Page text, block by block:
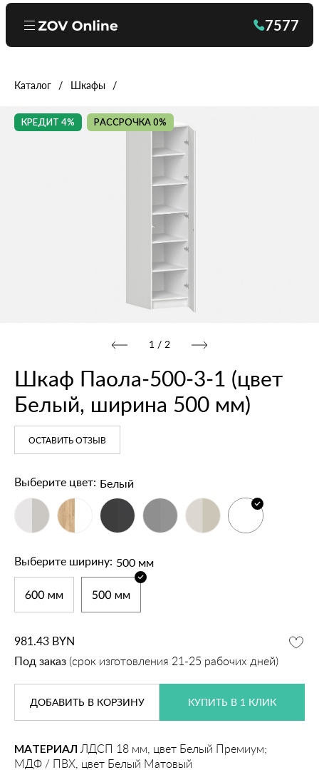
7577
Каталог Шкафы
КРЕДИТ 4% РАССРОЧКА 0%
1 / 2
Шкаф Паола‑500‑3‑1 (цвет
Белый, ширина 500 мм)
ОСТАВИТЬ ОТЗЫВ
Выберите цвет: Белый
Выберите ширину: 500 мм
981.43 BYN
Под заказ (срок изготовления 21-25 рабочих дней)
ДОБАВИТЬ В КОРЗИНУ КУПИТЬ В 1 КЛИК
МАТЕРИАЛ ЛДСП 18 мм, цвет Белый Премиум;
МДФ / ПВХ, цвет Белый Матовый